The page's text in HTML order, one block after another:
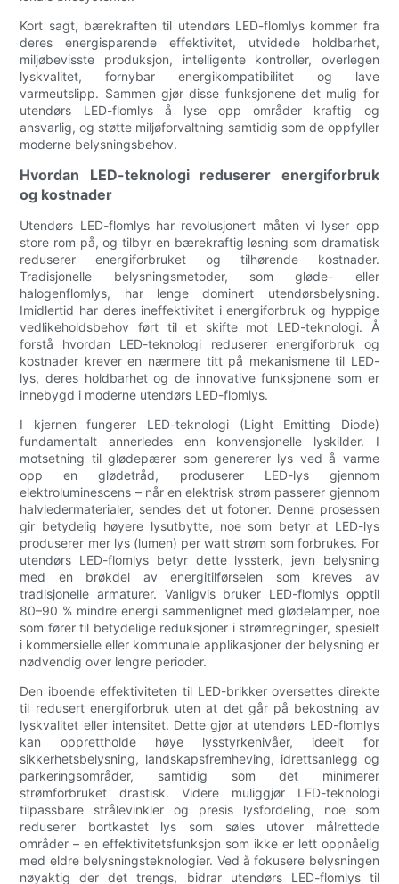
Kort sagt, bærekraften til utendørs LED-flomlys kommer fra
deres energisparende effektivitet, utvidede holdbarhet,
miljøbevisste produksjon, intelligente kontroller, overlegen
lyskvalitet, fornybar energikompatibilitet og lave
varmeutslipp. Sammen gjør disse funksjonene det mulig for
utendørs LED-flomlys å lyse opp områder kraftig og
ansvarlig, og støtte miljøforvaltning samtidig som de oppfyller
moderne belysningsbehov.
Hvordan LED-teknologi reduserer energiforbruk
og kostnader
Utendørs LED-flomlys har revolusjonert måten vi lyser opp
store rom på, og tilbyr en bærekraftig løsning som dramatisk
reduserer energiforbruket og tilhørende kostnader.
Tradisjonelle belysningsmetoder, som gløde- eller
halogenflomlys, har lenge dominert utendørsbelysning.
Imidlertid har deres ineffektivitet i energiforbruk og hyppige
vedlikeholdsbehov ført til et skifte mot LED-teknologi. Å
forstå hvordan LED-teknologi reduserer energiforbruk og
kostnader krever en nærmere titt på mekanismene til LED-
lys, deres holdbarhet og de innovative funksjonene som er
innebygd i moderne utendørs LED-flomlys.
I kjernen fungerer LED-teknologi (Light Emitting Diode)
fundamentalt annerledes enn konvensjonelle lyskilder. I
motsetning til glødepærer som genererer lys ved å varme
opp en glødetråd, produserer LED-lys gjennom
elektroluminescens – når en elektrisk strøm passerer gjennom
halvledermaterialer, sendes det ut fotoner. Denne prosessen
gir betydelig høyere lysutbytte, noe som betyr at LED-lys
produserer mer lys (lumen) per watt strøm som forbrukes. For
utendørs LED-flomlys betyr dette lyssterk, jevn belysning
med en brøkdel av energitilførselen som kreves av
tradisjonelle armaturer. Vanligvis bruker LED-flomlys opptil
80–90 % mindre energi sammenlignet med glødelamper, noe
som fører til betydelige reduksjoner i strømregninger, spesielt
i kommersielle eller kommunale applikasjoner der belysning er
nødvendig over lengre perioder.
Den iboende effektiviteten til LED-brikker oversettes direkte
til redusert energiforbruk uten at det går på bekostning av
lyskvalitet eller intensitet. Dette gjør at utendørs LED-flomlys
kan opprettholde høye lysstyrkenivåer, ideelt for
sikkerhetsbelysning, landskapsfremheving, idrettsanlegg og
parkeringsområder, samtidig som det minimerer
strømforbruket drastisk. Videre muliggjør LED-teknologi
tilpassbare strålevinkler og presis lysfordeling, noe som
reduserer bortkastet lys som søles utover målrettede
områder – en effektivitetsfunksjon som ikke er lett oppnåelig
med eldre belysningsteknologier. Ved å fokusere belysningen
nøyaktig der det trengs, bidrar utendørs LED-flomlys til